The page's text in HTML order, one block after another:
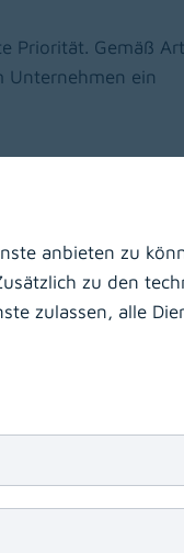
Priorität. Gemäß
Unternehmen ein
Klagenfurt am
anbieten zu
zu den
zulassen, alle